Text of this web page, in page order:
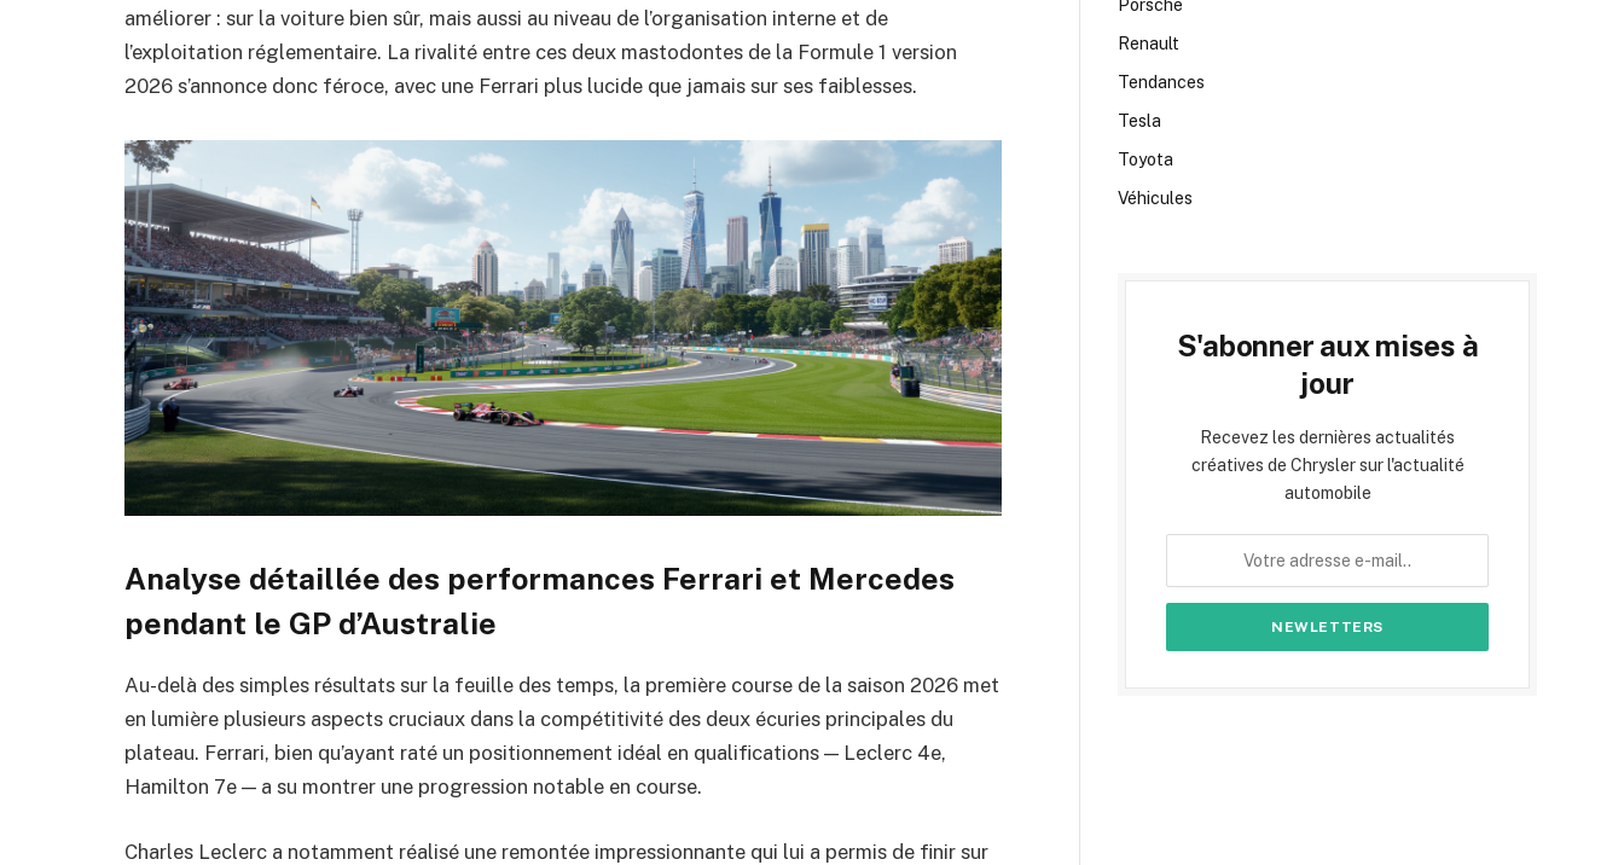
améliorer : sur la voiture bien sûr, mais aussi au niveau de l’organisation interne et de
l’exploitation réglementaire. La rivalité entre ces deux mastodontes de la Formule 1 version
2026 s’annonce donc féroce, avec une Ferrari plus lucide que jamais sur ses faiblesses.
Analyse détaillée des performances Ferrari et Mercedes
pendant le GP d’Australie
Au-delà des simples résultats sur la feuille des temps, la première course de la saison 2026 met
en lumière plusieurs aspects cruciaux dans la compétitivité des deux écuries principales du
plateau. Ferrari, bien qu’ayant raté un positionnement idéal en qualifications — Leclerc 4e,
Hamilton 7e — a su montrer une progression notable en course.
Charles Leclerc a notamment réalisé une remontée impressionnante qui lui a permis de finir sur
Porsche
Renault
Tendances
Tesla
Toyota
Véhicules
S'abonner aux mises à
jour
Recevez les dernières actualités
créatives de Chrysler sur l'actualité
automobile